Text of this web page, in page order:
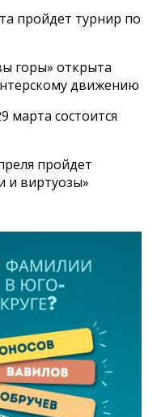
пройдет турнир по
горы» открыта
движению
марта состоится
пройдет
и виртуозы»